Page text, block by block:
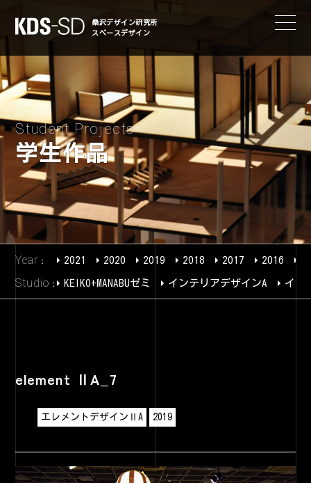
KDS-SD
桑沢デザイン研究所
スペースデザイン
Student Projects
学生作品
Year 2021 2020 2019 2018 2017 2016
Studio KEIKO+MANABUゼミ インテリアデザインA イン
element ⅡA_7
エレメントデザインⅡA 2019